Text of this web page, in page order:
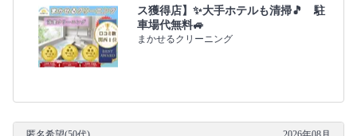
ス獲得店】✨大手ホテルも清掃🎵 駐
車場代無料🚙
まかせるクリーニング